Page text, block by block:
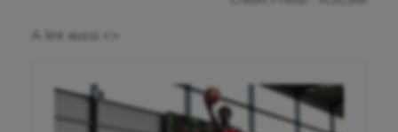
Jeux Olympiques et Paralympiques
Kayak-polo
A lire aussi <>